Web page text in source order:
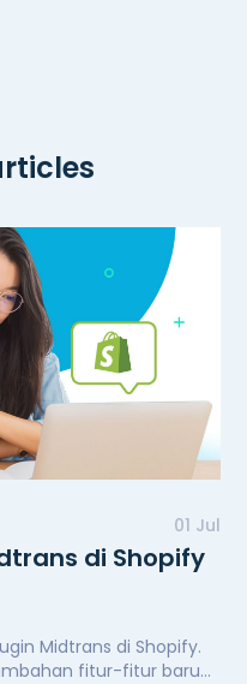
01 Jul
di Shopify
Midtrans di Shopify.
fitur-fitur baru